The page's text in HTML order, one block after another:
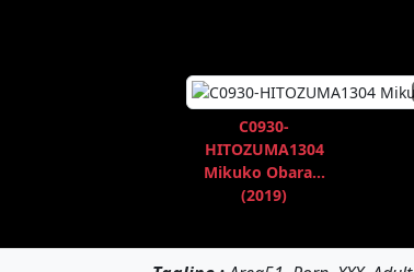
C0930-
HITOZUMA1304
Mikuko Obara...
(2019)